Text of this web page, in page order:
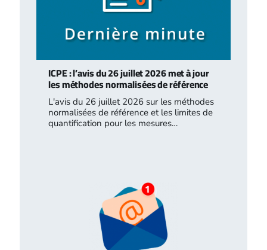
ICPE : l’avis du 26 juillet 2026 met à jour
les méthodes normalisées de référence
L'avis du 26 juillet 2026 sur les méthodes
normalisées de référence et les limites de
quantification pour les mesures…